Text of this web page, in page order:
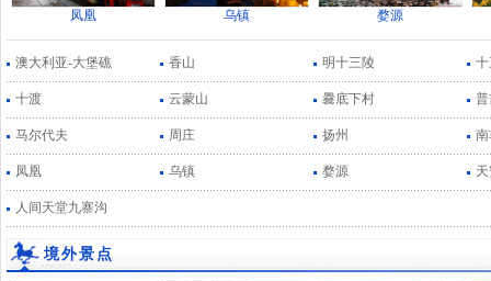
凤凰 乌镇 婺源
澳大利亚-大堡礁 香山 明十三陵
十渡 云蒙山 爨底下村
马尔代夫 周庄 扬州
凤凰 乌镇 婺源
人间天堂九寨沟
境外景点